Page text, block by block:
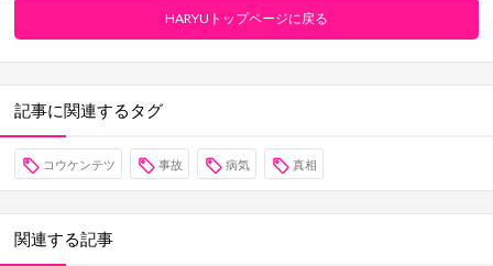
HARYUトップページに戻る
記事に関連するタグ
コウケンテツ 事故 病気 真相
関連する記事